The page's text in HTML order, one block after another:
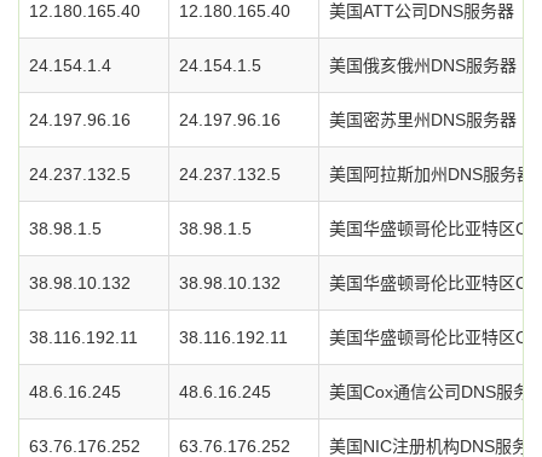
12.180.165.40 12.180.165.40 美国ATT公司DNS服务器
24.154.1.4 24.154.1.5 美国俄亥俄州DNS服务器
24.197.96.16 24.197.96.16 美国密苏里州DNS服务器
24.237.132.5 24.237.132.5 美国阿拉斯加州DNS服务器
38.98.1.5 38.98.1.5 美国华盛顿哥伦比亚特区
38.98.10.132 38.98.10.132 美国华盛顿哥伦比亚特区
38.116.192.11 38.116.192.11 美国华盛顿哥伦比亚特区
48.6.16.245 48.6.16.245 美国Cox通信公司DNS服务
63.76.176.252 63.76.176.252 美国NIC注册机构DNS服务